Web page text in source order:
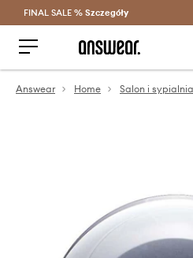
Oszczędzaj z
FINAL SALE % Szczegóły
Answear Home Salon i sypialnia